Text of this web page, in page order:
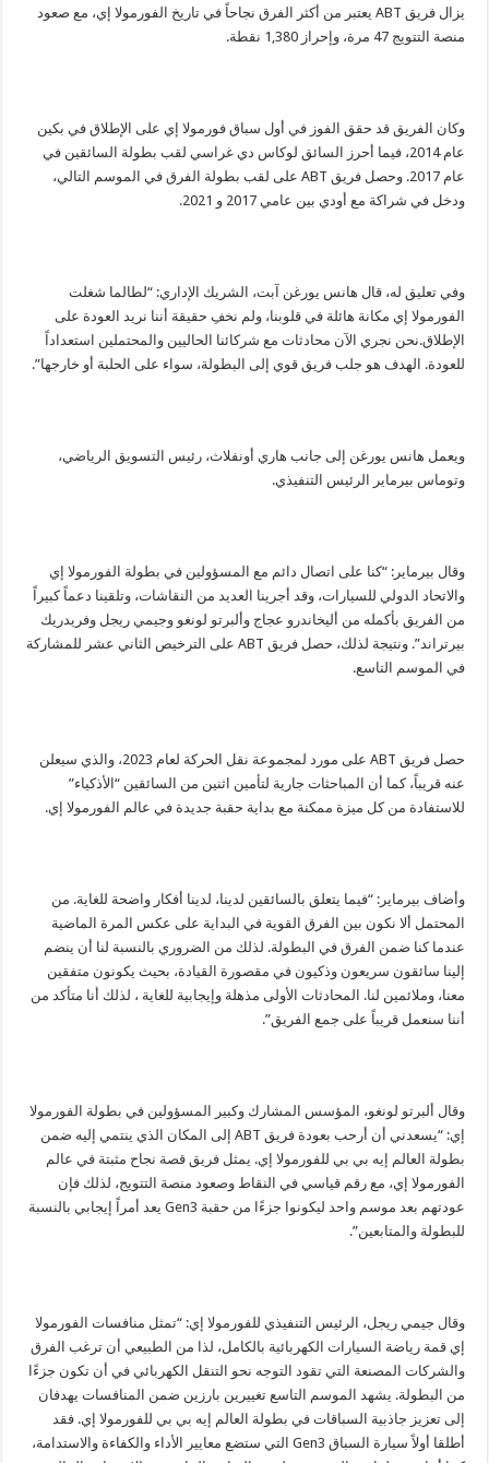
يزال فريق ABT يعتبر من أكثر الفرق نجاحاً في تاريخ الفورمولا إي، مع صعود
منصة التتويج 47 مرة، وإحراز 1,380 نقطة.
وكان الفريق قد حقق الفوز في أول سباق فورمولا إي على الإطلاق في بكين
عام 2014، فيما أحرز السائق لوكاس دي غراسي لقب بطولة السائقين في
عام 2017. وحصل فريق
ABTعلى لقب بطولة الفرق في الموسم التالي،
ودخل في شراكة مع أودي بين عامي 2017 و 2021.
وفي تعليق له، قال هانس يورغن آبت، الشريك الإداري: “لطالما شغلت
الفورمولا إي مكانة هائلة في قلوبنا، ولم نخفِ حقيقة أننا نريد العودة على
الإطلاق.نحن نجري الآن محادثات مع شركائنا الحاليين والمحتملين استعداداً
للعودة. الهدف هو جلب فريق قوي إلى البطولة، سواء على الحلبة أو خارجها”.
ويعمل هانس يورغن إلى جانب هاري أونفلاث، رئيس التسويق الرياضي،
وتوماس بيرماير الرئيس التنفيذي.
وقال بيرماير: “كنا على اتصال دائم مع المسؤولين في بطولة الفورمولا إي
والاتحاد الدولي للسيارات، وقد أجرينا العديد من النقاشات، وتلقينا دعماً كبيراً
من الفريق بأكمله من أليخاندرو عجاج وألبرتو لونغو وجيمي ريجل وفريدريك
بيرتراند”. ونتيجة لذلك، حصل فريق ABTعلى الترخيص الثاني عشر للمشاركة
في الموسم التاسع.
حصل فريق ABT
على مورد لمجموعة نقل الحركة لعام 2023، والذي سيعلن
عنه قريباً، كما أن المباحثات جارية لتأمين اثنين من السائقين “الأذكياء”
للاستفادة من كل ميزة ممكنة مع بداية حقبة جديدة في عالم الفورمولا إي.
وأضاف بيرماير: “فيما يتعلق بالسائقين لدينا، لدينا أفكار واضحة للغاية. من
المحتمل ألا نكون بين الفرق القوية في البداية على عكس المرة الماضية
عندما كنا ضمن الفرق في البطولة. لذلك من الضروري بالنسبة لنا أن ينضم
إلينا سائقون سريعون وذكيون في مقصورة القيادة، بحيث يكونون متفقين
معنا، وملائمين لنا. المحادثات الأولى مذهلة وإيجابية للغاية ، لذلك أنا متأكد من
أننا سنعمل قريباً على جمع الفريق”.
وقال ألبرتو لونغو، المؤسس المشارك وكبير المسؤولين في بطولة الفورمولا
إي: “يسعدني أن أرحب بعودة فريق ABTإلى المكان الذي ينتمي إليه ضمن
بطولة العالم إيه بي بي للفورمولا إي. يمثل فريق قصة نجاح مثبتة في عالم
الفورمولا إي، مع رقم قياسي في النقاط وصعود منصة التتويج، لذلك فإن
عودتهم بعد موسم واحد ليكونوا جزءًا من حقبة Gen3 يعد أمراً إيجابي بالنسبة
للبطولة والمتابعين”.
وقال جيمي ريجل، الرئيس التنفيذي للفورمولا إي: “تمثل منافسات الفورمولا
إي قمة رياضة السيارات الكهربائية بالكامل، لذا من الطبيعي أن ترغب الفرق
والشركات المصنعة التي تقود التوجه نحو التنقل الكهربائي في أن تكون جزءًا
من البطولة. يشهد الموسم التاسع تغييرين بارزين ضمن المنافسات يهدفان
إلى تعزيز جاذبية السباقات في بطولة العالم إيه بي بي للفورمولا إي. فقد
أطلقا أولاً سيارة السباق Gen3التي ستضع معايير الأداء والكفاءة والاستدامة،